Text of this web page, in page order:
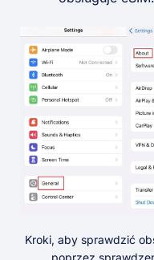
Kroki, aby sprawdzić